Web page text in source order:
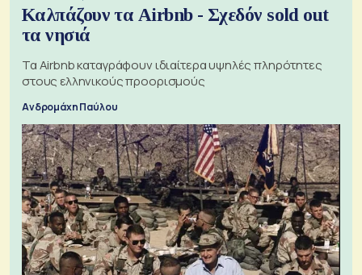
Καλπάζουν τα Airbnb - Σχεδόν sold out
τα νησιά
Τα Airbnb καταγράφουν ιδιαίτερα υψηλές πληρότητες
στους ελληνικούς προορισμούς
Ανδρομάχη Παύλου